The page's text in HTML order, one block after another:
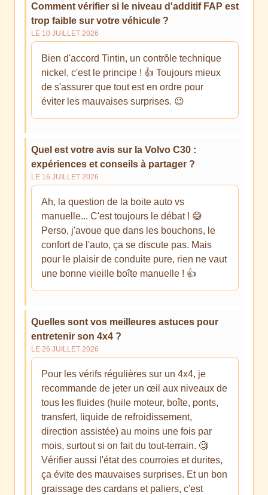
Comment vérifier si le niveau d'additif FAP est
trop faible sur votre véhicule ?
LE 10 JUILLET 2026
Bien d'accord Tintin, un contrôle technique
nickel, c'est le principe ! 👍 Toujours mieux
de s'assurer que tout est en ordre pour
éviter les mauvaises surprises. 😉
Quel est votre avis sur la Volvo C30 :
expériences et conseils à partager ?
LE 16 JUILLET 2026
Ah, la question de la boite auto vs
manuelle... C'est toujours le débat ! 😅
Perso, j'avoue que dans les bouchons, le
confort de l'auto, ça se discute pas. Mais
pour le plaisir de conduite pure, rien ne vaut
une bonne vieille boîte manuelle ! 👍
Quelles sont vos meilleures astuces pour
entretenir son 4x4 ?
LE 26 JUILLET 2026
Pour les vérifs régulières sur un 4x4, je
recommande de jeter un œil aux niveaux de
tous les fluides (huile moteur, boîte, ponts,
transfert, liquide de refroidissement,
direction assistée) au moins une fois par
mois, surtout si on fait du tout-terrain. 🧐
Vérifier aussi l'état des courroies et durites,
ça évite des mauvaises surprises. Et un bon
graissage des cardans et paliers, c'est